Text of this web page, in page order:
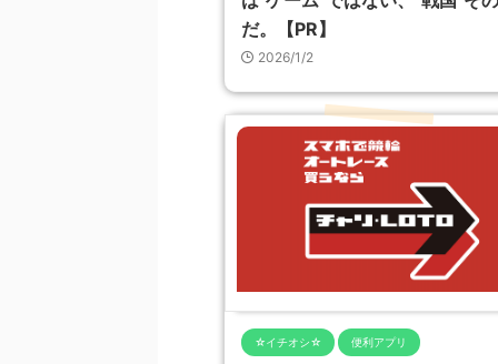
だ。【PR】
2026/1/2
☆イチオシ☆ 便利アプリ